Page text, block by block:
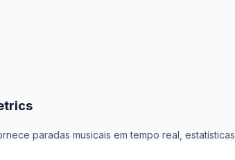
paradas musicais em tempo real, estatísticas